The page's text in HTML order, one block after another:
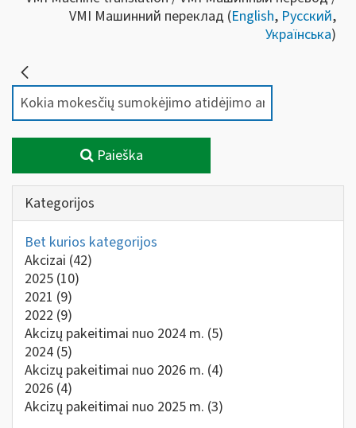
VMI Машинний переклад (English, Русский,
Українська)
Paieška
Kategorijos
Bet kurios kategorijos
Akcizai (42)
2025 (10)
2021 (9)
2022 (9)
Akcizų pakeitimai nuo 2024 m. (5)
2024 (5)
Akcizų pakeitimai nuo 2026 m. (4)
2026 (4)
Akcizų pakeitimai nuo 2025 m. (3)